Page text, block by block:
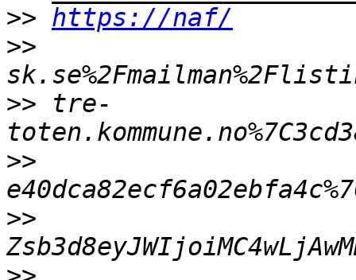
>> https://naf/
>>
>> tre-
>>
>>